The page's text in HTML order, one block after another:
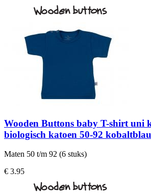
Wooden Buttons baby T-shirt uni
biologisch katoen 50-92
Maten 50 t/m 92 (6 stuks)
€ 3.95